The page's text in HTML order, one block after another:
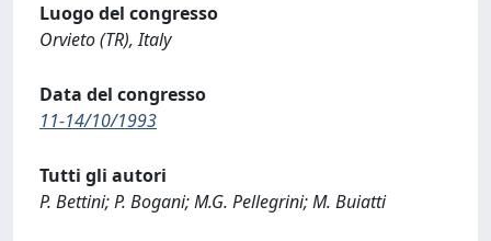
Luogo del congresso
Orvieto (TR), Italy
Data del congresso
11-14/10/1993
Tutti gli autori
P. Bettini; P. Bogani; M.G. Pellegrini; M. Buiatti